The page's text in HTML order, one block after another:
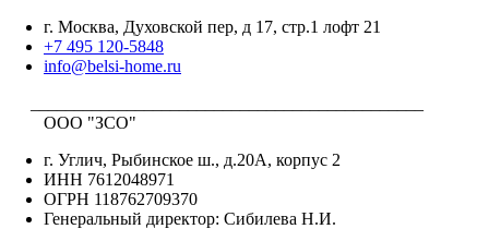
г. Москва, Духовской пер, д 17, стр.1 лофт 21
+7 495 120-5848
info@belsi-home.ru
ООО "ЗСО"
г. Углич, Рыбинское ш., д.20А, корпус 2
ИНН 7612048971
ОГРН 118762709370
Генеральный директор: Сибилева Н.И.